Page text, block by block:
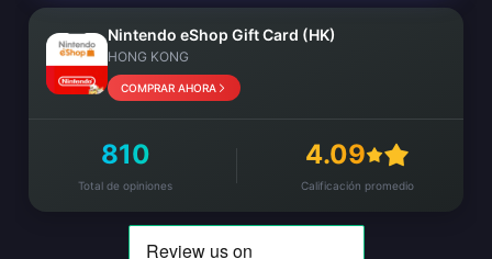
Nintendo eShop Gift Card (HK)
HONG KONG
COMPRAR AHORA
810
Total de opiniones
4.09
Calificación promedio